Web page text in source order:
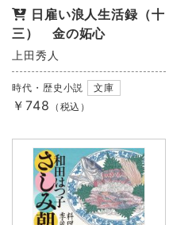
日雇い浪人生活録（十
三） 金の妬心
上田秀人
時代・歴史小説 文庫
￥748 （税込）